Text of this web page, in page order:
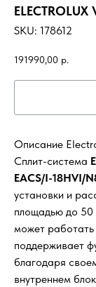
SKU: 178612
191990,00 р.
Описание
Сплит-система
EACS/I-18HVI/
установки и
площадью до 50
может работать
поддерживает
благодаря
внутреннем